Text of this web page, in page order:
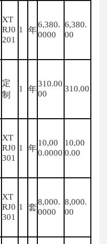
XT
RJ0
201
1 年
6,380.
0000
6,380.
00
定
制
1 年
310.00
00
310.00
XT
RJ0
301
1 年
10,00
0.0000
10,00
0.00
XT
RJ0
301
1 套
8,000.
0000
8,000.
00